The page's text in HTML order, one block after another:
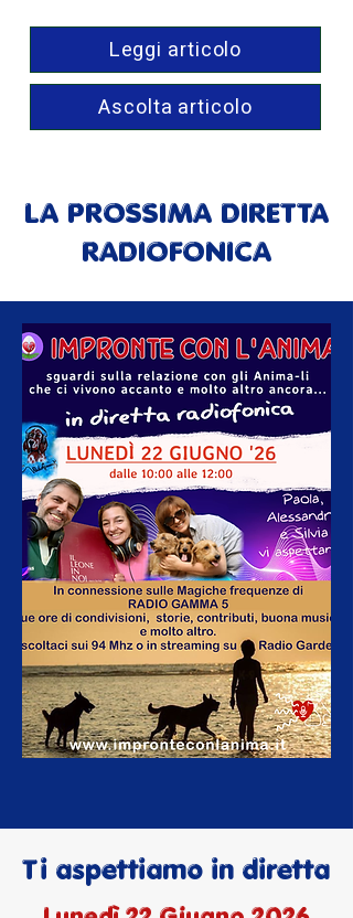
Leggi articolo
Ascolta articolo
LA PROSSIMA DIRETTA
RADIOFONICA
Ti aspettiamo in diretta